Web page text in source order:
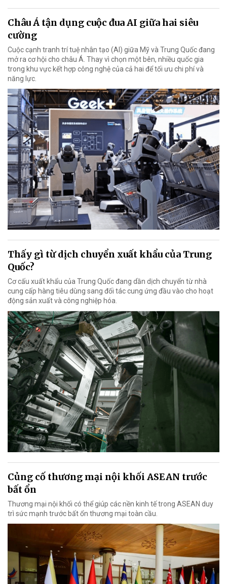
Châu Á tận dụng cuộc đua AI giữa hai siêu
cường
Cuộc cạnh tranh trí tuệ nhân tạo (AI) giữa Mỹ và Trung Quốc đang
mở ra cơ hội cho châu Á. Thay vì chọn một bên, nhiều quốc gia
trong khu vực kết hợp công nghệ của cả hai để tối ưu chi phí và
năng lực.
Thấy gì từ dịch chuyển xuất khẩu của Trung
Quốc?
Cơ cấu xuất khẩu của Trung Quốc đang dần dịch chuyển từ nhà
cung cấp hàng tiêu dùng sang đối tác cung ứng đầu vào cho hoạt
động sản xuất và công nghiệp hóa.
Củng cố thương mại nội khối ASEAN trước
bất ổn
Thương mại nội khối có thể giúp các nền kinh tế trong ASEAN duy
trì sức mạnh trước bất ổn thương mại toàn cầu.